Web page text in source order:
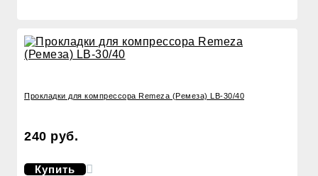
Прокладки для компрессора Remeza (Ремеза) LB-30/40
240 руб.
Купить